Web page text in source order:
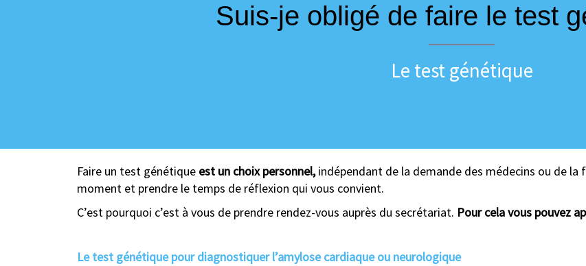
Suis-je obligé de faire le test
Le test génétique
Faire un test génétique est un choix personnel,indépendant de la demande des médecins ou de
moment et prendre le temps de réflexion qui vous convient.
C’est pourquoi c’est à vous de prendre rendez-vous auprès du secrétariat. Pour cela vous pouvez
Le test génétique pour diagnostiquer l’amylose cardiaque ou neurologique